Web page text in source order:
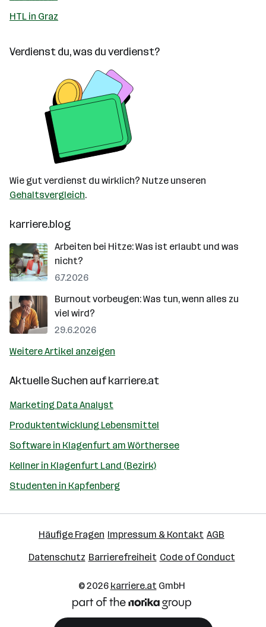
HTL in Graz
Verdienst du, was du verdienst?
Wie gut verdienst du wirklich? Nutze unseren
Gehaltsvergleich.
karriere.blog
Arbeiten bei Hitze: Was ist erlaubt und was
nicht?
6.7.2026
Burnout vorbeugen: Was tun, wenn alles zu
viel wird?
29.6.2026
Weitere Artikel anzeigen
Aktuelle Suchen aufkarriere.at
Marketing Data Analyst
Produktentwicklung Lebensmittel
Software in Klagenfurt am Wörthersee
Kellner in Klagenfurt Land (Bezirk)
Studenten in Kapfenberg
Häufige Fragen Impressum & Kontakt AGB
Datenschutz Barrierefreiheit Code of Conduct
© 2026 karriere.atGmbH